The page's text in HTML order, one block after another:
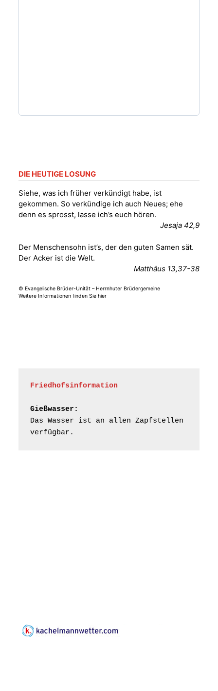
DIE HEUTIGE LOSUNG
Siehe, was ich früher verkündigt habe, ist
gekommen. So verkündige ich auch Neues; ehe
denn es sprosst, lasse ich’s euch hören.
Jesaja 42,9
Der Menschensohn ist’s, der den guten Samen sät.
Der Acker ist die Welt.
Matthäus 13,37-38
© Evangelische Brüder-Unität – Herrnhuter Brüdergemeine
Weitere Informationen finden Sie hier
Friedhofsinformation
Gießwasser:
Das Wasser ist an allen Zapfstellen
verfügbar.